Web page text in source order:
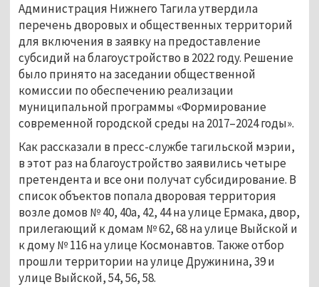
Администрация Нижнего Тагила утвердила
перечень дворовых и общественных территорий
для включения в заявку на предоставление
субсидий на благоустройство в 2022 году. Решение
было принято на заседании общественной
комиссии по обеспечению реализации
муниципальной программы «Формирование
современной городской среды на 2017–2024 годы».
Как рассказали в пресс-службе тагильской мэрии,
в этот раз на благоустройство заявились четыре
претендента и все они получат субсидирование. В
список объектов попала дворовая территория
возле домов № 40, 40а, 42, 44 на улице Ермака, двор,
прилегающий к домам № 62, 68 на улице Выйской и
к дому № 116 на улице Космонавтов. Также отбор
прошли территории на улице Дружинина, 39 и
улице Выйской, 54, 56, 58.